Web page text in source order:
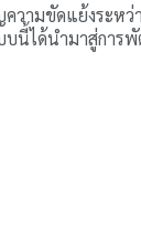
ามขัดแย้งระ
ด้นำมาสู่การ